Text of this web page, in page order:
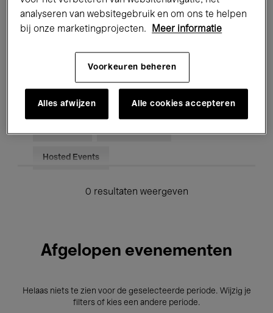
Jazz Klassieke Muziek Global Music
Elektronische Muziek
Voor iedereen Kids’ Palace
Hosted Events
0 resultaten weergeven
Afgelopen evenementen
Helaas niets te zien voor de geselecteerde periode. Wijzig je
filters of kies een andere periode.
analyseren van websitegebruik en om ons te helpen
bij onze marketingprojecten.
Meer informatie
Voorkeuren beheren
Alles afwijzen Alle cookies accepteren